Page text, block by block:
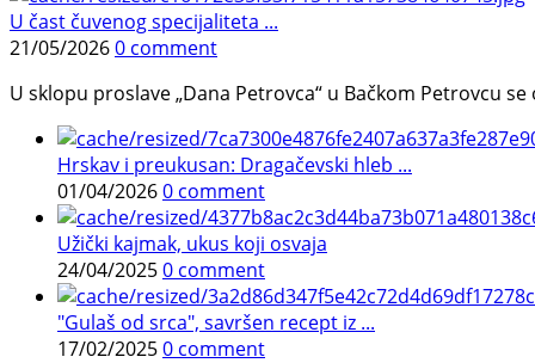
U čast čuvenog specijaliteta ...
21/05/20260 comment
U sklopu proslave „Dana Petrovca“ u Bačkom Petrovcu
Hrskav i preukusan: Dragačevski hleb ...
01/04/20260 comment
Užički kajmak, ukus koji osvaja
24/04/20250 comment
"Gulaš od srca", savršen recept iz ...
17/02/20250 comment